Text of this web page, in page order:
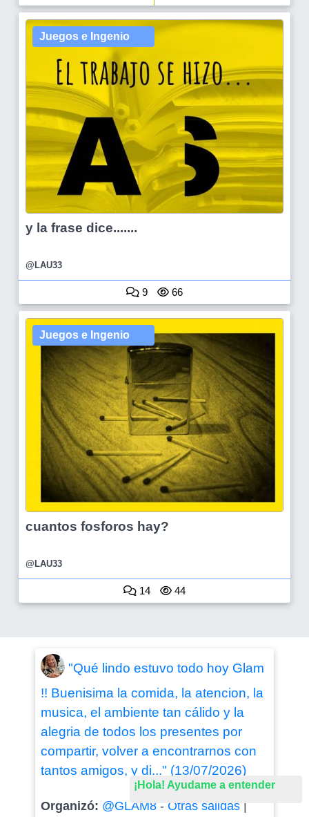
¡Hola! Ayudame a entender
Juegos e Ingenio
y la frase dice.......
@LAU33
9 66
Juegos e Ingenio
cuantos fosforos hay?
@LAU33
14 44
"Qué lindo estuvo todo hoy Glam
!! Buenisima la comida, la atencion, la
musica, el ambiente tan cálido y la
alegria de todos los presentes por
compartir, volver a encontrarnos con
tantos amigos, y di..." (13/07/2026)
Organizó: @GLAM8- Otras salidas|